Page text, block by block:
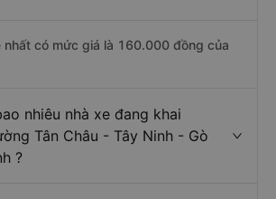
nhất có mức giá là 160.000 đồng của
nhiêu nhà xe đang khai
Tân Châu - Tây Ninh - Gò
?